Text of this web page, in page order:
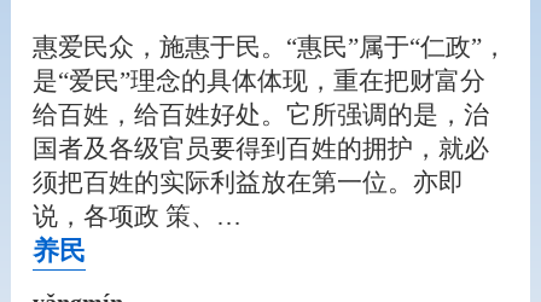
惠爱民众，施惠于民。“惠民”属于“仁政”，
是“爱民”理念的具体体现，重在把财富分
给百姓，给百姓好处。它所强调的是，治
国者及各级官员要得到百姓的拥护，就必
须把百姓的实际利益放在第一位。亦即
说，各项政 策、…
养民